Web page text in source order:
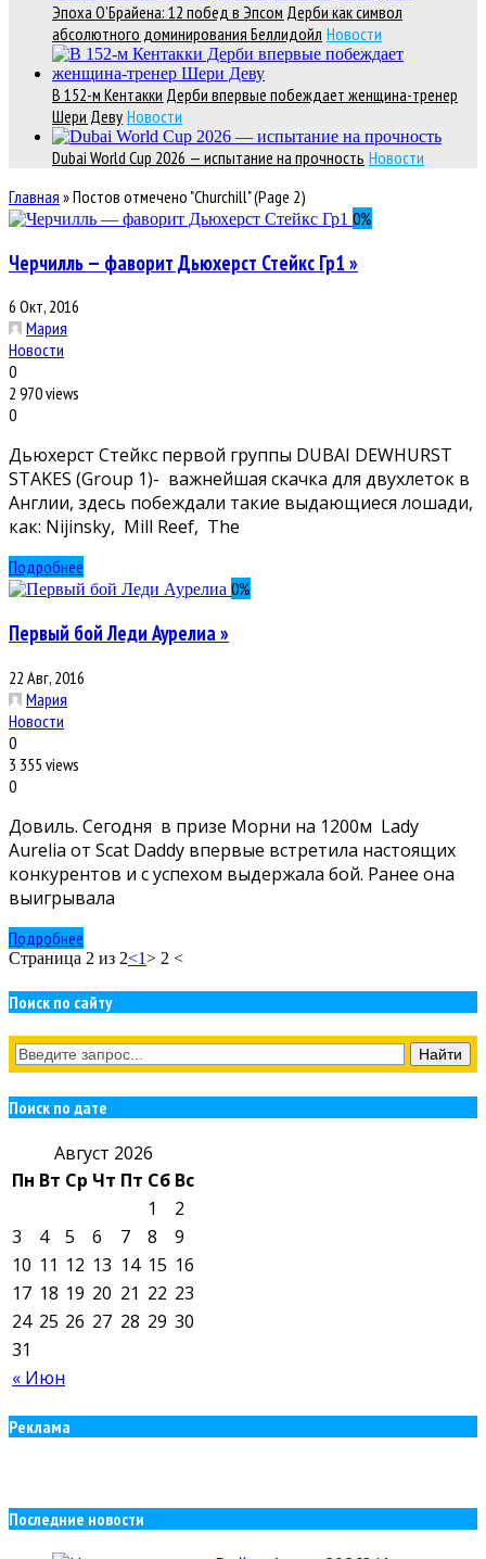
Эпоха О’Брайена: 12 побед в Эпсом Дерби как символ
абсолютного доминирования Беллидойл Новости
В 152-м Кентакки Дерби впервые побеждает женщина-тренер
Шери Деву Новости
Dubai World Cup 2026 — испытание на прочность Новости
Главная »Постов отмечено "Churchill"(Page 2)
0%
Черчилль — фаворит Дьюхерст Стейкс Гр1 »
6 Окт, 2016
Мария
Новости
0
2 970 views
0
Дьюхерст Стейкс первой группы DUBAI DEWHURST
STAKES (Group 1)- важнейшая скачка для двухлеток в
Англии, здесь побеждали такие выдающиеся лошади,
как: Nijinsky, Mill Reef, The
Подробнее
0%
Первый бой Леди Аурелиа »
22 Авг, 2016
Мария
Новости
0
3 355 views
0
Довиль. Сегодня в призе Морни на 1200м Lady
Aurelia от Scat Daddy впервые встретила настоящих
конкурентов и с успехом выдержала бой. Ранее она
выигрывала
Подробнее
Страница 2 из 2<1> 2 <
Поиск по сайту
Поиск по дате
Август 2026
Пн Вт Ср Чт Пт Сб Вс
« Июн
1
2
3
4 5 6 7 8
9
10 11 12 13 14 15 16
17 18 19 20 21 22 23
24 25 26 27 28 29 30
31
Реклама
Последние новости